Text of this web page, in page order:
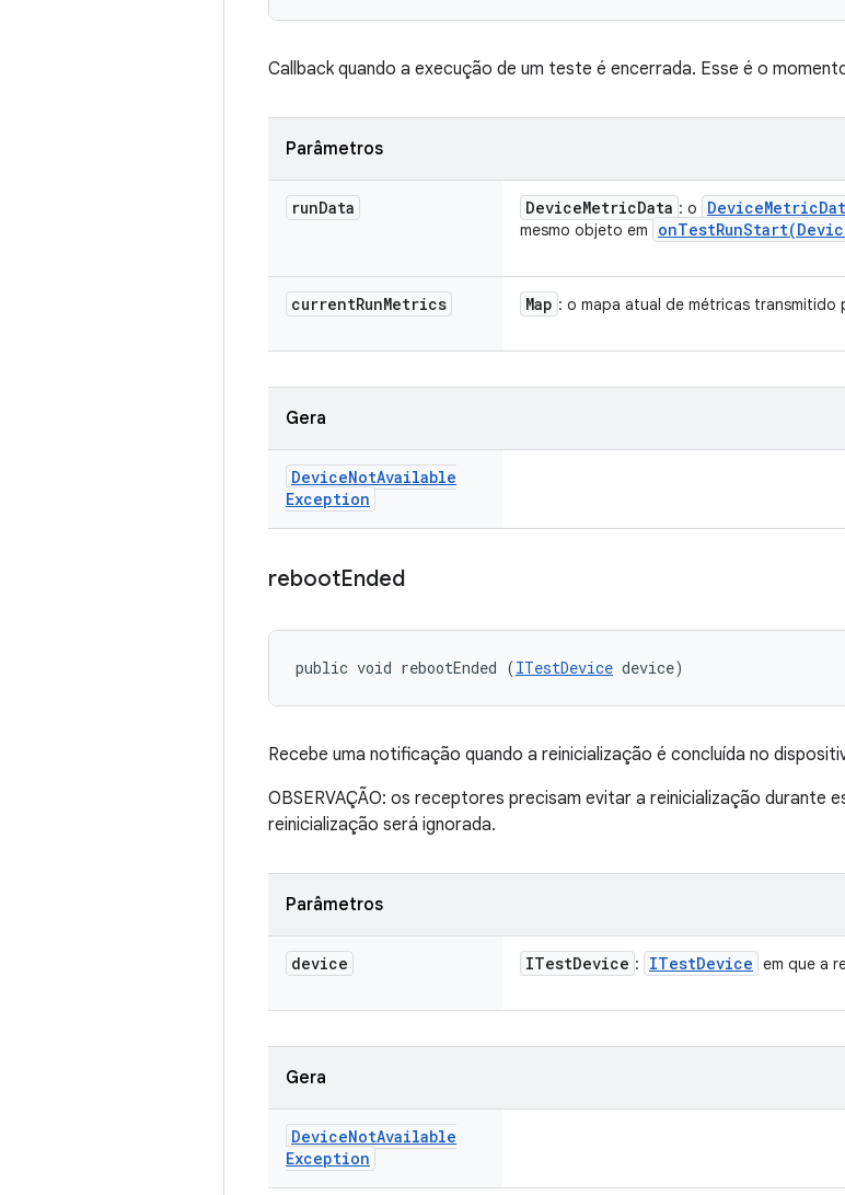
Callback quando a execução de um teste é encerrada. Esse é o
Parâmetros
runData DeviceMetricData : o DeviceMetric
mesmo objeto em
onTestRunStart(
currentRunMetrics Map : o mapa atual de métricas transmitido
Gera
DeviceNotAvailable
Exception
rebootEnded
public void rebootEnded (ITestDevice device)
Recebe uma notificação quando a reinicialização é concluída no
OBSERVAÇÃO: os receptores precisam evitar a reinicialização durante
reinicialização será ignorada.
Parâmetros
device ITestDevice : ITestDevice em que a
Gera
DeviceNotAvailable
Exception